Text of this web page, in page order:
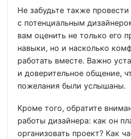
Не забудьте также
с потенциальным
вам оценить не только его
навыки, но и насколько
работать вместе. Важно
и доверительное общение,
пожелания были услышаны.
Кроме того, обратите
работы дизайнера: как он
организовать проект? Как